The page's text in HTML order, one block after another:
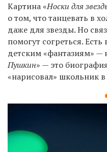
Картина «Носки для
о том, что танцевать в
даже для звезды. Но
помогут согреться.
детским «фантазиям» —
Пушкин» — это
«нарисовал» школьник